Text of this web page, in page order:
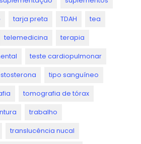
tarja preta TDAH tea
telemedicina terapia
teste cardiopulmonar
tipo sanguíneo
tomografia de tórax
trabalho
translucência nucal